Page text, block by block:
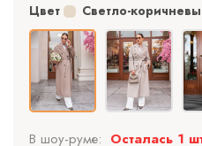
Цвет Светло-
В шоу-руме: Осталась 1